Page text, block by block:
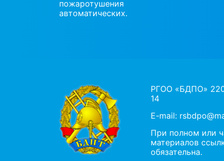
пожаротушения
автоматических.
РГОО «БДПО»
14
E-mail:
При полном или
материалов
обязательна.